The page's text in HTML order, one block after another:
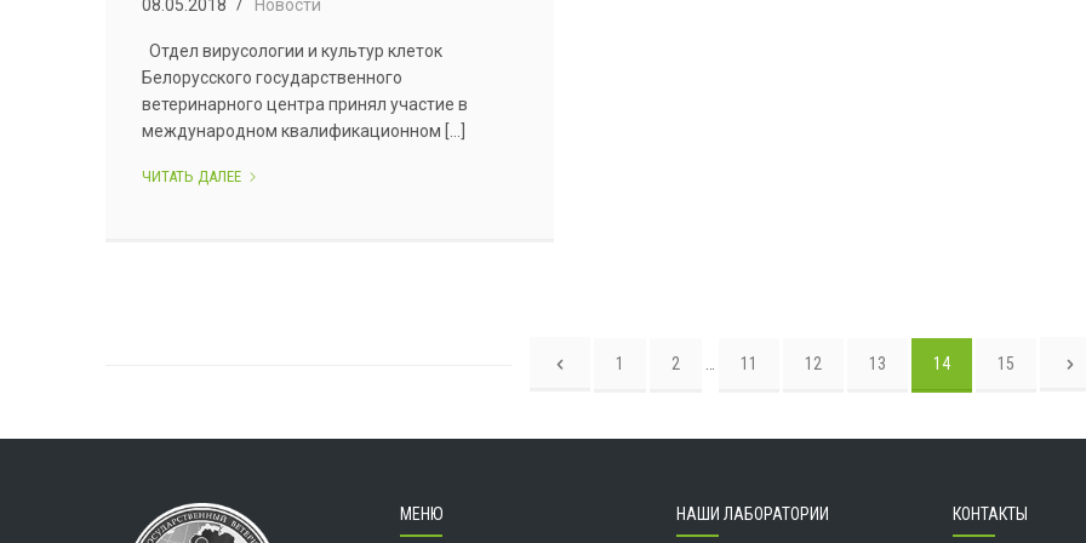
08.05.2018 Новости
Отдел вирусологии и культур клеток
Белорусского государственного
ветеринарного центра принял участие в
международном квалификационном [...]
ЧИТАТЬ ДАЛЕЕ
1 2 11 12 13 14 15
МЕНЮ НАШИ ЛАБОРАТОРИИ КОНТАКТЫ